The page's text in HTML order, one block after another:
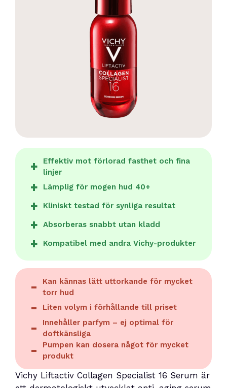
Effektiv mot förlorad fasthet och fina
linjer
Lämplig för mogen hud 40+
Kliniskt testad för synliga resultat
Absorberas snabbt utan kladd
Kompatibel med andra Vichy-produkter
Kan kännas lätt uttorkande för mycket
torr hud
Liten volym i förhållande till priset
Innehåller parfym – ej optimal för
doftkänsliga
Pumpen kan dosera något för mycket
produkt
Vichy Liftactiv Collagen Specialist 16 Serum är